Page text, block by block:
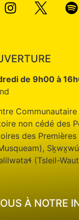
de 9h00 à
non cédé des
des Premières
(Tsleil-
À NOTRE